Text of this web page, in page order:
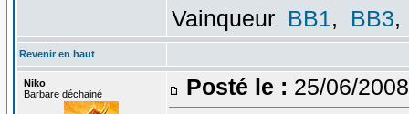
Vainqueur BB1, BB3,
Revenir en haut
Niko
Barbare déchainé
Posté le : 25/06/